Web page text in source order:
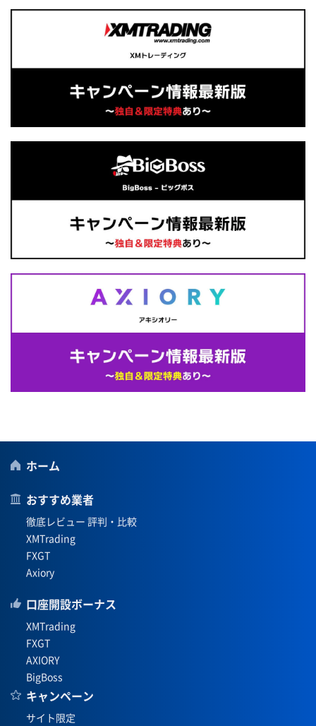
ホーム
おすすめ業者
徹底レビュー 評判・比較
XMTrading
FXGT
Axiory
口座開設ボーナス
XMTrading
FXGT
AXIORY
BigBoss
キャンペーン
サイト限定